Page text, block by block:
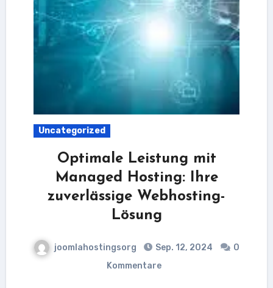
Uncategorized
Optimale Leistung mit
Managed Hosting: Ihre
zuverlässige Webhosting-
Lösung
joomlahostingsorg Sep. 12, 2024
0
Kommentare